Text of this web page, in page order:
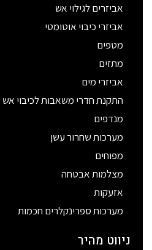
אביזרים לגילוי אש
אביזרי כיבוי אוטומטי
מטפים
מתזים
אביזרי מים
התקנת חדרי משאבות לכיבוי אש
מנדפים
מערכות שחרור עשן
מפוחים
מצלמות אבטחה
אזעקות
מערכות ספרינקלרים חכמות
ניווט מהיר